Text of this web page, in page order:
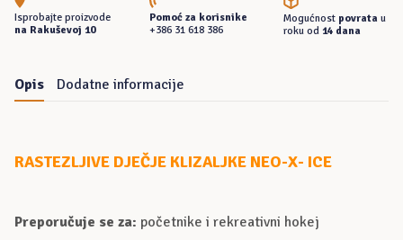
Isprobajte proizvode
na Rakuševoj 10
Pomoć za korisnike
+386 31 618 386
Mogućnost povrata u
roku od14 dana
Opis Dodatne informacije
RASTEZLJIVE DJEČJE KLIZALJKE NEO-X- ICE
Preporučuje se za: početnike i rekreativni hokej